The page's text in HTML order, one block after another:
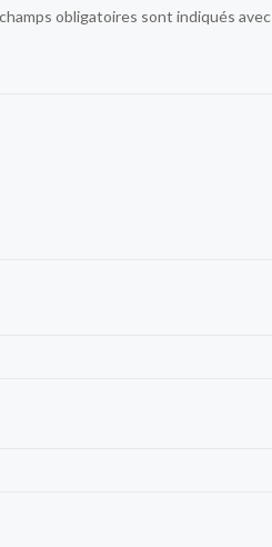
obligatoires sont indiqués avec